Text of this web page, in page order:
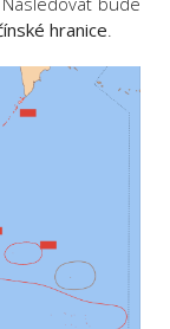
hranice.